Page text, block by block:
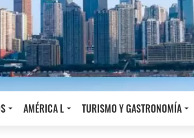
AMÉRICA L TURISMO Y GASTRONOMÍA